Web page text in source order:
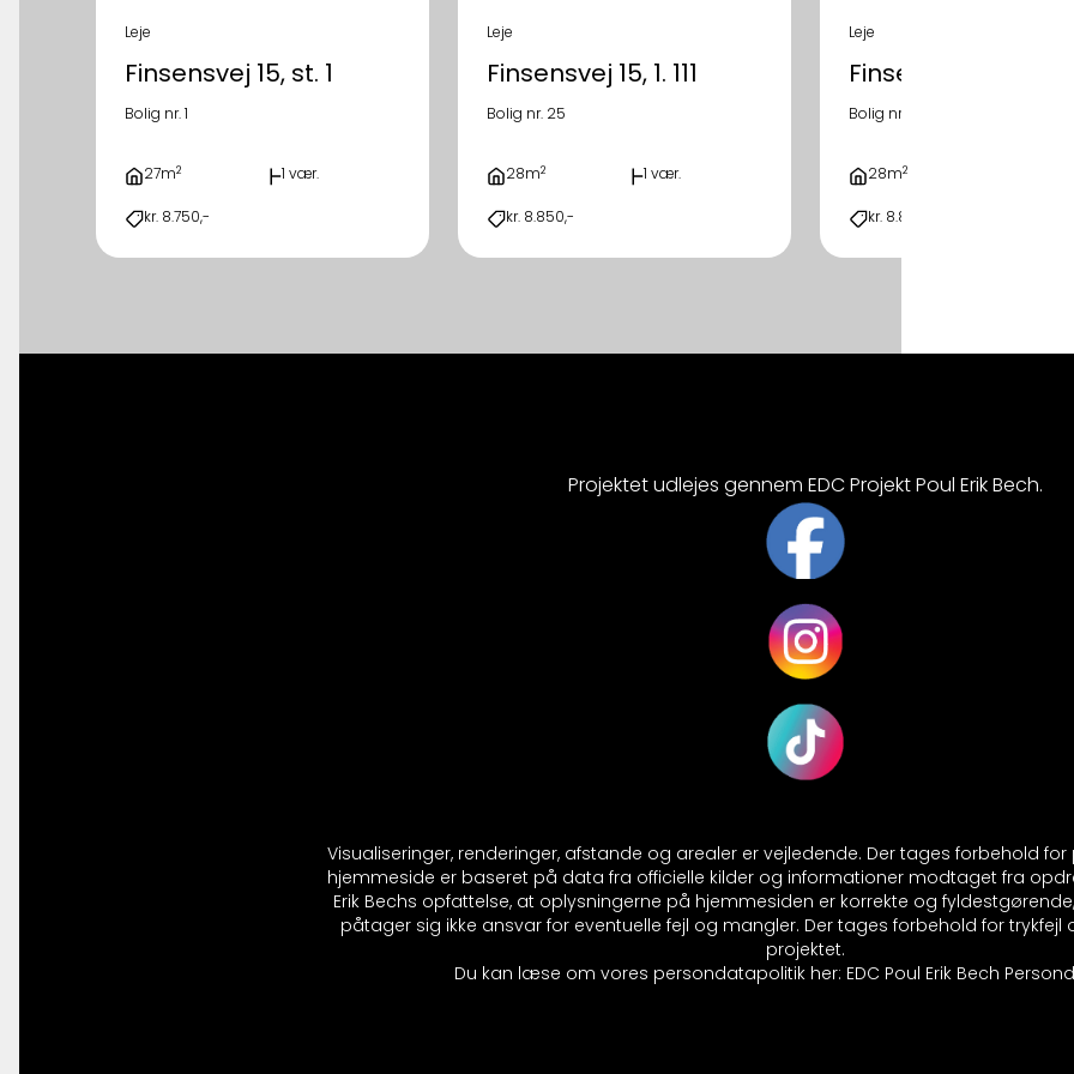
Leje
Finsensvej 15, st. 1
Bolig nr. 1
27m2 1 vær.
kr. 8.750,-
Leje
Finsensvej 15, 1. 111
Bolig nr. 25
28m2 1 vær.
kr. 8.850,-
Leje
Finsensvej 15, 1. 126
Bolig nr. 40
28m2
kr. 8.850,-
Projektet udlejes gennem EDC Projekt Poul Erik Bech.
Visualiseringer, renderinger, afstande og arealer er vejledende. Der tages forbehold
hjemmeside er baseret på data fra officielle kilder og informationer modtaget fra
Erik Bechs opfattelse, at oplysningerne på hjemmesiden er korrekte og fyldestgørende,
påtager sig ikke ansvar for eventuelle fejl og mangler. Der tages forbehold for
projektet.
Du kan læse om vores persondatapolitik her: EDC Poul Erik Bech